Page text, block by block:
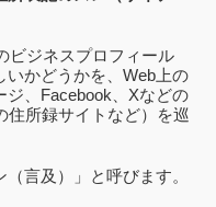
ビジネスプロフィール
いかどうかを、Web上の
ジ、Facebook、Xなどの
住所録サイトなど）を巡
言及）」と呼びます。